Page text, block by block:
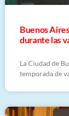
Buenos
durante las
La Ciudad de
temporada de